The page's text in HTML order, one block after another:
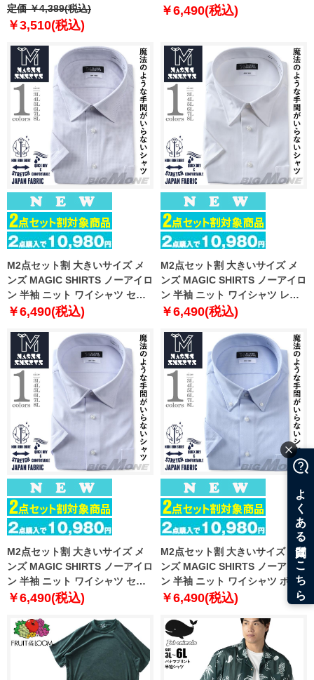
260301
定価 ￥4,389(税込)
￥3,510(税込)
ンダウン 吸水速乾 ストレッチ 日
￥6,490(税込)
M2点セット割 大きいサイズ メ
ンズ MAGIC SHIRTS ノーアイロ
ン 半袖 ニット ワイシャツ セミ
ワイド 吸水速乾 ストレッチ 日本
21sw
￥6,490(税込)
M2点セット割 大きいサイズ メ
ンズ MAGIC SHIRTS ノーアイロ
ン 半袖 ニット ワイシャツ レギ
ュラー 吸水速乾 ストレッチ 日本
01rg
￥6,490(税込)
M2点セット割 大きいサイズ メ
ンズ MAGIC SHIRTS ノーアイロ
ン 半袖 ニット ワイシャツ セミ
ワイド 吸水速乾 ストレッチ 日本
20sw
￥6,490(税込)
M2点セット割 大きいサイズ メ
ンズ MAGIC SHIRTS ノーアイロ
ン 半袖 ニット ワイシャツ ボタ
ンダウン 吸水速乾 ストレッチ 日
本製生地使用 春夏新作 exma11-
28bd
￥6,490(税込)